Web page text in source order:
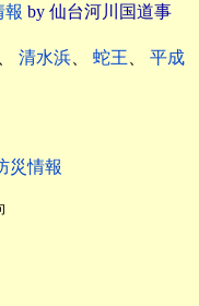
報 by 仙台河川国道事
、 清水浜、 蛇王、 平成
災情報